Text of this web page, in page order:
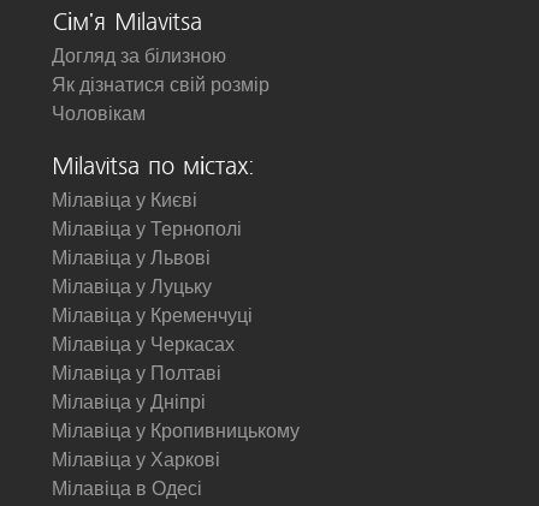
Сім'я Milavitsa
Догляд за білизною
Як дізнатися свій розмір
Чоловікам
Milavitsa по містах:
Мілавіца у Києві
Мілавіца у Тернополі
Мілавіца у Львові
Мілавіца у Луцьку
Мілавіца у Кременчуці
Мілавіца у Черкасах
Мілавіца у Полтаві
Мілавіца у Дніпрі
Мілавіца у Кропивницькому
Мілавіца у Харкові
Мілавіца в Одесі